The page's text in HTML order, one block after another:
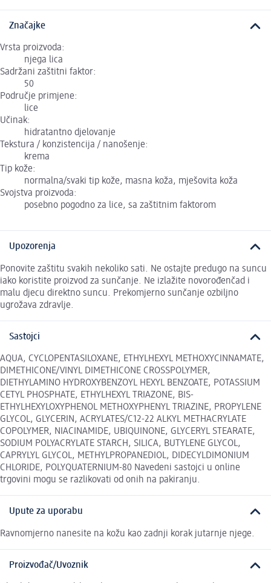
Značajke
Vrsta proizvoda:
njega lica
Sadržani zaštitni faktor:
50
Područje primjene:
lice
Učinak:
hidratantno djelovanje
Tekstura / konzistencija / nanošenje:
krema
Tip kože:
normalna/svaki tip kože, masna koža, mješovita koža
Svojstva proizvoda:
posebno pogodno za lice, sa zaštitnim faktorom
Upozorenja
Ponovite zaštitu svakih nekoliko sati. Ne ostajte predugo na suncu
iako koristite proizvod za sunčanje. Ne izlažite novorođenčad i
malu djecu direktno suncu. Prekomjerno sunčanje ozbiljno
ugrožava zdravlje.
Sastojci
AQUA, CYCLOPENTASILOXANE, ETHYLHEXYL METHOXYCINNAMATE,
DIMETHICONE/VINYL DIMETHICONE CROSSPOLYMER,
DIETHYLAMINO HYDROXYBENZOYL HEXYL BENZOATE, POTASSIUM
CETYL PHOSPHATE, ETHYLHEXYL TRIAZONE, BIS-
ETHYLHEXYLOXYPHENOL METHOXYPHENYL TRIAZINE, PROPYLENE
GLYCOL, GLYCERIN, ACRYLATES/C12-22 ALKYL METHACRYLATE
COPOLYMER, NIACINAMIDE, UBIQUINONE, GLYCERYL STEARATE,
SODIUM POLYACRYLATE STARCH, SILICA, BUTYLENE GLYCOL,
CAPRYLYL GLYCOL, METHYLPROPANEDIOL, DIDECYLDIMONIUM
CHLORIDE, POLYQUATERNIUM-80 Navedeni sastojci u online
trgovini mogu se razlikovati od onih na pakiranju.
Upute za uporabu
Ravnomjerno nanesite na kožu kao zadnji korak jutarnje njege.
Proizvođač/Uvoznik